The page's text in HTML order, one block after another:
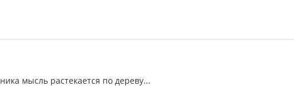
мысль растекается по дереву...